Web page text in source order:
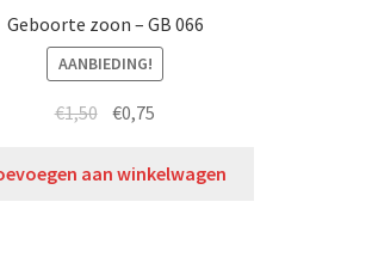
Geboorte zoon – GB 066
AANBIEDING!
€1,50 €0,75
aan winkelwagen